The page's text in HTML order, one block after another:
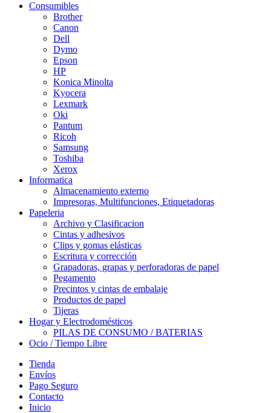
Consumibles
Brother
Canon
Dell
Dymo
Epson
HP
Konica Minolta
Kyocera
Lexmark
Oki
Pantum
Ricoh
Samsung
Toshiba
Xerox
Informatica
Almacenamiento externo
Impresoras, Multifunciones, Etiquetadoras
Papeleria
Archivo y Clasificacion
Cintas y adhesivos
Clips y gomas elásticas
Escritura y corrección
Grapadoras, grapas y perforadoras de papel
Pegamento
Precintos y cintas de embalaje
Productos de papel
Tijeras
Hogar y Electrodomésticos
PILAS DE CONSUMO / BATERIAS
Ocio / Tiempo Libre
Tienda
Envíos
Pago Seguro
Contacto
Inicio